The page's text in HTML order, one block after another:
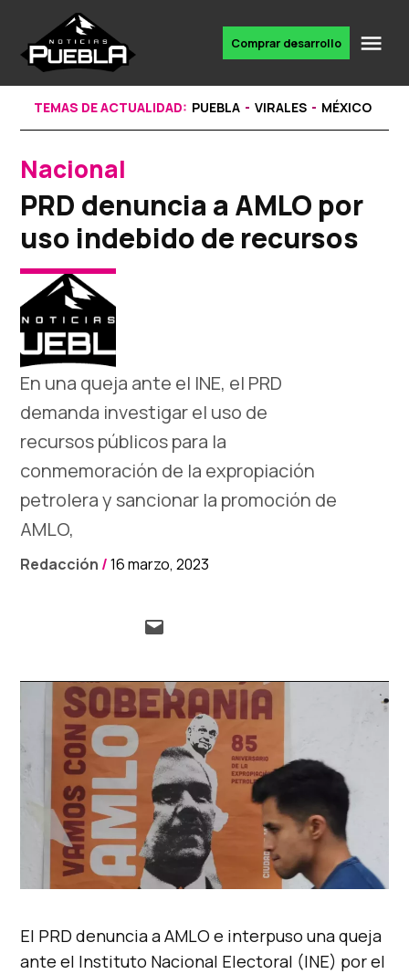
content
noticias
Comprar desarrollo
TEMAS DE ACTUALIDAD: PUEBLA VIRALES MÉXICO
POSTED
IN
Nacional
PRD denuncia a AMLO por
uso indebido de recursos
En una queja ante el INE, el PRD
demanda investigar el uso de
recursos públicos para la
conmemoración de la expropiación
petrolera y sancionar la promoción de
AMLO,
Redacción / 16 marzo, 2023
El PRD denuncia a AMLO e interpuso una queja
ante el Instituto Nacional Electoral (INE) por el